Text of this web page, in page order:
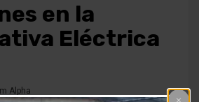
en la
Eléctrica
Alpha